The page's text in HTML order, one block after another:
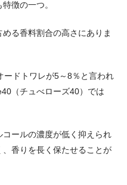
徴の一つ。
る香料割合の高さにありま
ードトワレが5～8％と言われ
（チュべローズ40）では
ールの濃度が低く抑えられ
香りを長く保たせることが